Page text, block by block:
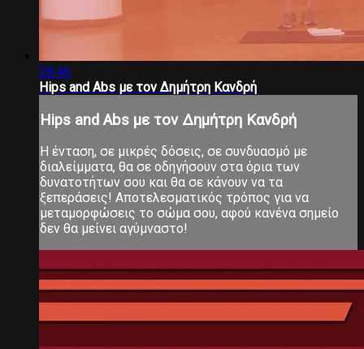
28:46
Hips and Abs με τον Δημήτρη Κανδρή
Hips and Abs με τον Δημήτρη Κανδρή
Η ένταση, σε μικρές δόσεις, σε συνδυασμό με
διαλείμματα, θα σε οδηγήσουν στα όρια των
δυνατοτήτων σου και θα σε κάνουν να τα
ξεπεράσεις! Αποτελεσματικός τρόπος για να
μεταμορφώσεις το σώμα σου, αφού κανένα σημείο
δεν θα μείνει αγύμναστο!